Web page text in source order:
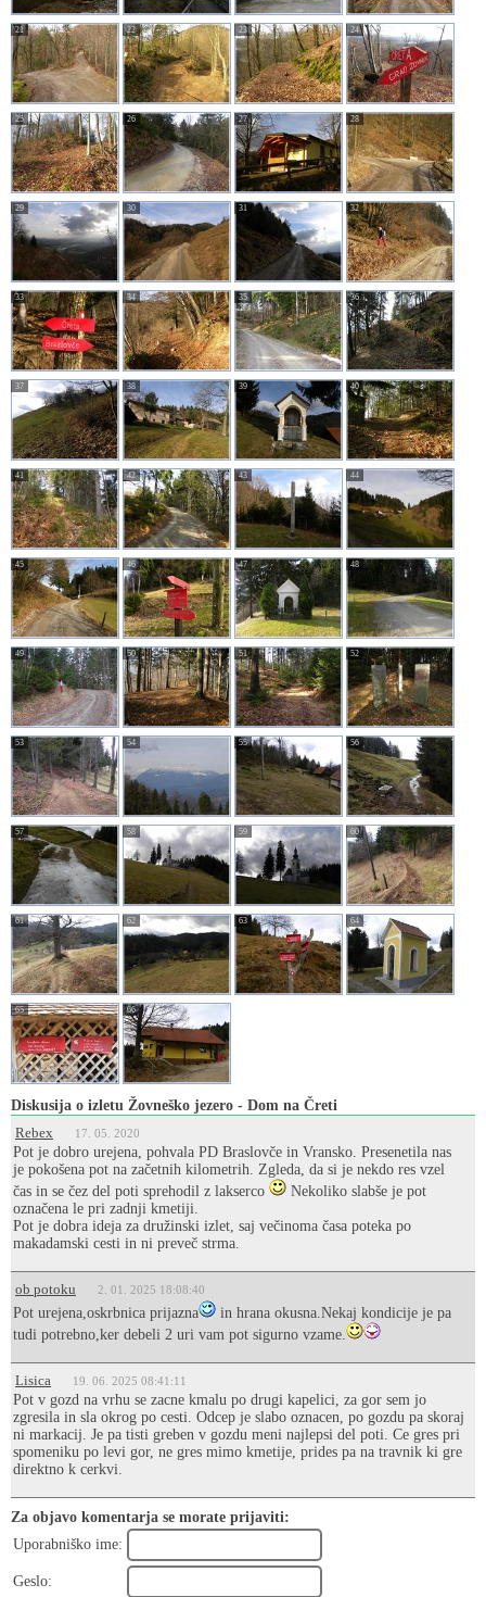
21 22 23 24
25 26 27 28
29 30 31 32
33 34 35 36
37 38 39 40
41 42 43 44
45 46 47 48
49 50 51 52
53 54 55 56
57 58 59 60
61 62 63 64
65 66
Diskusija o izletu Žovneško jezero - Dom na Čreti
Rebex
17. 05. 2020
Pot je dobro urejena, pohvala PD Braslovče in Vransko. Presenetila nas
je pokošena pot na začetnih kilometrih. Zgleda, da si je nekdo res vzel
čas in se čez del poti sprehodil z lakserco
Nekoliko slabše je pot
označena le pri zadnji kmetiji.
Pot je dobra ideja za družinski izlet, saj večinoma časa poteka po
makadamski cesti in ni preveč strma.
ob potoku 2. 01. 2025 18:08:40
Pot urejena,oskrbnica prijazna
in hrana okusna.Nekaj kondicije je pa
tudi potrebno,ker debeli 2 uri vam pot sigurno vzame.
Lisica 19. 06. 2025 08:41:11
Pot v gozd na vrhu se zacne kmalu po drugi kapelici, za gor sem jo
zgresila in sla okrog po cesti. Odcep je slabo oznacen, po gozdu pa skoraj
ni markacij. Je pa tisti greben v gozdu meni najlepsi del poti. Ce gres pri
spomeniku po levi gor, ne gres mimo kmetije, prides pa na travnik ki gre
direktno k cerkvi.
Za objavo komentarja se morate prijaviti:
Uporabniško ime:
Geslo: